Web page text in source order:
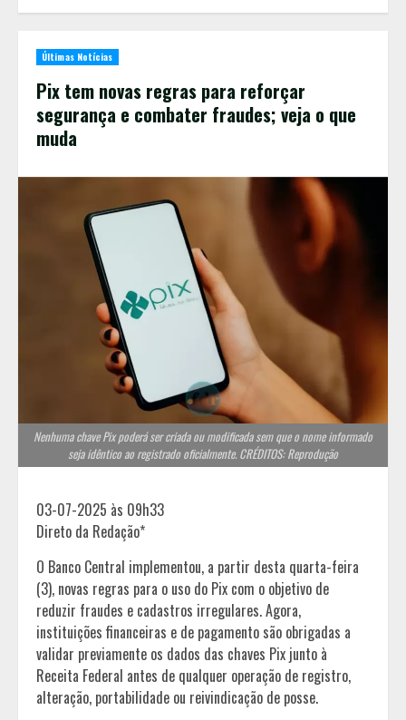
Últimas Notícias
Pix tem novas regras para reforçar
segurança e combater fraudes; veja o que
muda
Nenhuma chave Pix poderá ser criada ou modificada sem que o nome informado
seja idêntico ao registrado oficialmente. CRÉDITOS: Reprodução
03-07-2025 às 09h33
Direto da Redação*
O Banco Central implementou, a partir desta quarta-feira
(3), novas regras para o uso do Pix com o objetivo de
reduzir fraudes e cadastros irregulares. Agora,
instituições financeiras e de pagamento são obrigadas a
validar previamente os dados das chaves Pix junto à
Receita Federal antes de qualquer operação de registro,
alteração, portabilidade ou reivindicação de posse.